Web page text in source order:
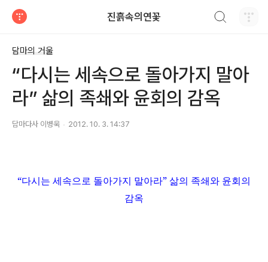
진흙속의연꽃
담마의 거울
“다시는 세속으로 돌아가지 말아
라” 삶의 족쇄와 윤회의 감옥
담마다사 이병욱 2012. 10. 3. 14:37
“다시는 세속으로 돌아가지 말아라”삶의 족쇄와 윤회의
감옥